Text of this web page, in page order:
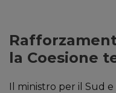
la Coesione
Il ministro per il Sud